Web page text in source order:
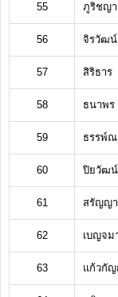
55 ภูริชญา
56 จิรวัฒน์
57 สิริธาร
58 ธนาพร
59 ธรรพ์
60 ปิยวัฒน์
61 สรัญญา
62 เบญจ
63 แก้วกั